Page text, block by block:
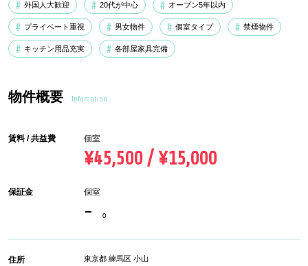
外国人大歓迎 20代が中心 オープン5年以内
プライベート重視 男女物件 個室タイプ 禁煙物件
キッチン用品充実 各部屋家具完備
物件概要 Infomation
賃料 / 共益費 個室
¥45,500 / ¥15,000
保証金 個室
- 0
住所 東京都 練馬区 小山